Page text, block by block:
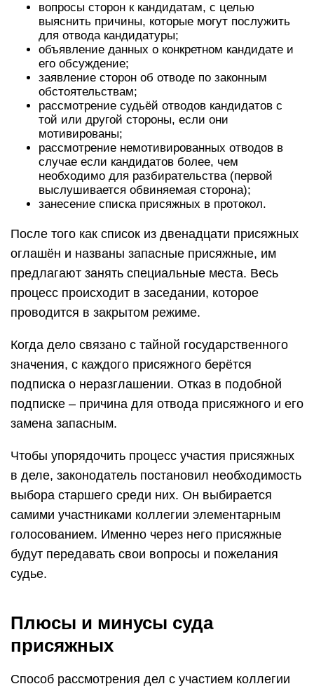
вопросы сторон к кандидатам, с целью
выяснить причины, которые могут послужить
для отвода кандидатуры;
объявление данных о конкретном кандидате и
его обсуждение;
заявление сторон об отводе по законным
обстоятельствам;
рассмотрение судьёй отводов кандидатов с
той или другой стороны, если они
мотивированы;
рассмотрение немотивированных отводов в
случае если кандидатов более, чем
необходимо для разбирательства (первой
выслушивается обвиняемая сторона);
занесение списка присяжных в протокол.
После того как список из двенадцати присяжных
оглашён и названы запасные присяжные, им
предлагают занять специальные места. Весь
процесс происходит в заседании, которое
проводится в закрытом режиме.
Когда дело связано с тайной государственного
значения, с каждого присяжного берётся
подписка о неразглашении. Отказ в подобной
подписке – причина для отвода присяжного и его
замена запасным.
Чтобы упорядочить процесс участия присяжных
в деле, законодатель постановил необходимость
выбора старшего среди них. Он выбирается
самими участниками коллегии элементарным
голосованием. Именно через него присяжные
будут передавать свои вопросы и пожелания
судье.
Плюсы и минусы суда
присяжных
Способ рассмотрения дел с участием коллегии